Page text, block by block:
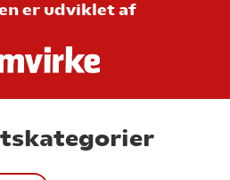
er udviklet af